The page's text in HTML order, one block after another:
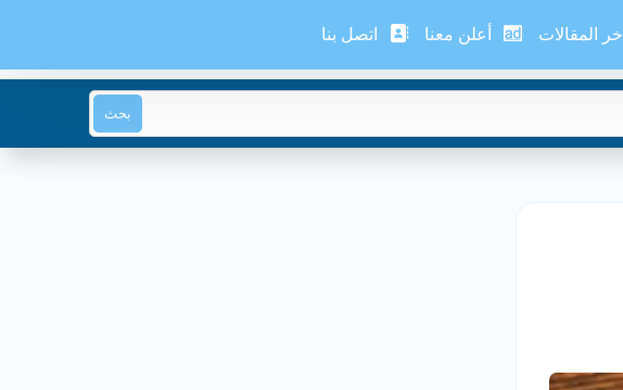
اخر المقالات أعلن معنا اتصل بنا
بحث